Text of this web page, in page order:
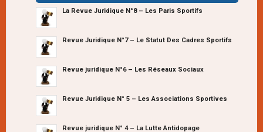
La Revue Juridique N°8 – Les Paris Sportifs
Revue Juridique N°7 – Le Statut Des Cadres Sportifs
Revue juridique N°6 – Les Réseaux Sociaux
Revue Juridique N° 5 – Les Associations Sportives
Revue juridique N° 4 – La Lutte Antidopage